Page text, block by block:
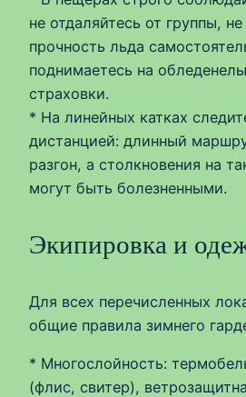
не отдаляйтесь от группы,
прочность льда
поднимаетесь на
страховки.
* На линейных катках
дистанцией: длинный
разгон, а столкновения на
могут быть болезненными.
Экипировка и
Для всех перечисленных
общие правила зимнего
* Многослойность:
(флис, свитер),